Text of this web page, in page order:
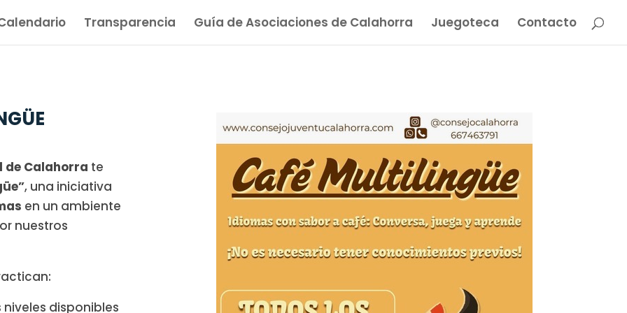
Transparencia Guía de Asociaciones de Calahorra Juegoteca Contacto
de Calahorra te
, una iniciativa
en un ambiente
nuestros
niveles disponibles